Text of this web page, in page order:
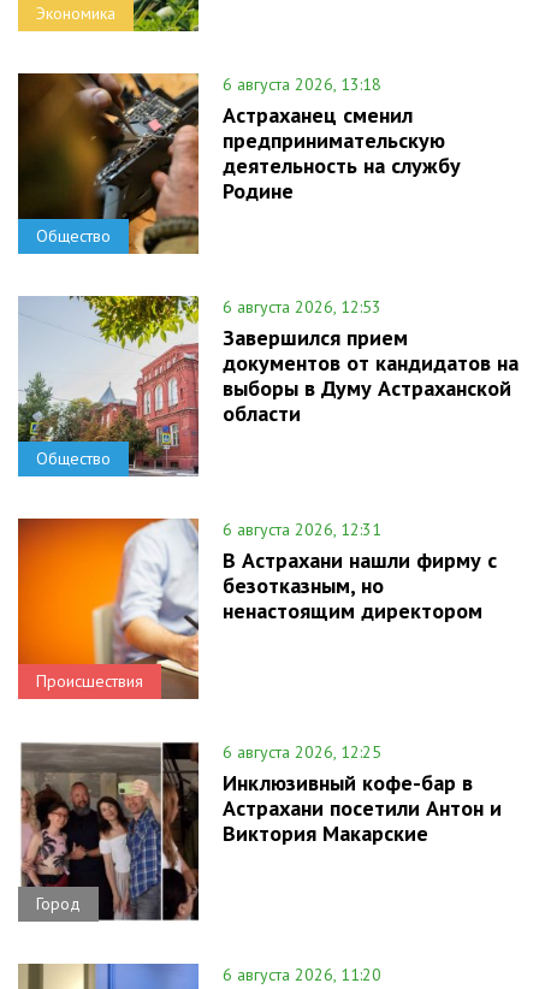
Экономика
Общество
6 августа 2026, 13:18
Астраханец сменил
предпринимательскую
деятельность на службу
Родине
Общество
6 августа 2026, 12:53
Завершился прием
документов от кандидатов на
выборы в Думу Астраханской
области
Происшествия
6 августа 2026, 12:31
В Астрахани нашли фирму с
безотказным, но
ненастоящим директором
Город
6 августа 2026, 12:25
Инклюзивный кофе-бар в
Астрахани посетили Антон и
Виктория Макарские
6 августа 2026, 11:20